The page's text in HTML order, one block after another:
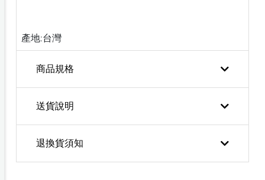
產地:台灣
商品規格
送貨說明
退換貨須知